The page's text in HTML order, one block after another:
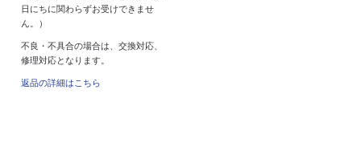
日にちに関わらずお受けできませ
ん。）
不良・不具合の場合は、交換対応、
修理対応となります。
返品の詳細はこちら